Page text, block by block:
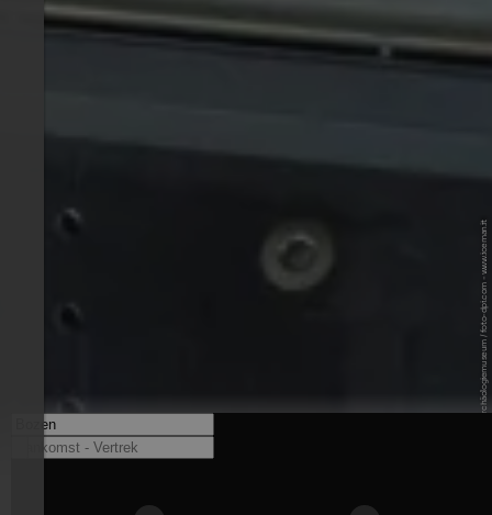
© Südtiroler Archäologiemuseum / foto-dpi.com - www.iceman.it